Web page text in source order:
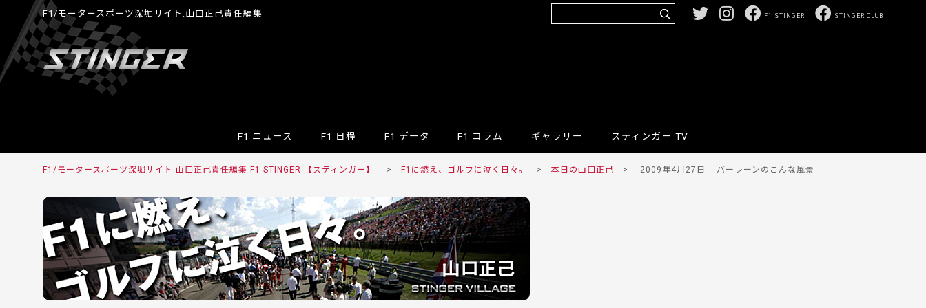
F1/モータースポーツ深堀サイト:山口正己責任編集 STINGER CLUB
F1 STINGER
F1 ニュース F1 日程 F1 データ F1 コラム ギャラリー スティンガー TV
F1/モータースポーツ深堀サイト:山口正己責任編集 F1 STINGER 【スティンガー】 > F1に燃え、ゴルフに泣く日々。 > 本日の山口正己 > 2009年4月27日 バーレーンのこんな風景